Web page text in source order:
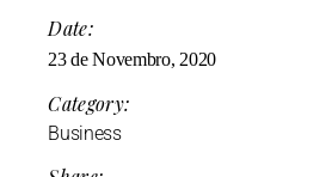
Date:
23 de Novembro, 2020
Category:
Business